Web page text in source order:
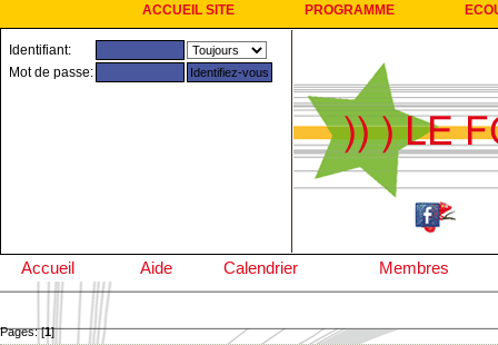
ACCUEIL SITE PROGRAMME
Identifiant:
Mot de passe:
Accueil Aide Calendrier Membres
Pages: [1]